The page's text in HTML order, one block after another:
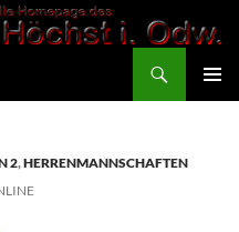
2,HERRENMANNSCHAFTEN